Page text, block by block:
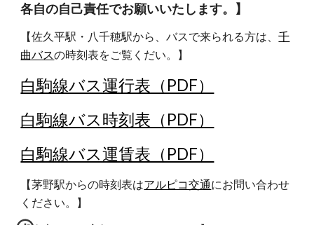
各自の自己責任でお願いいたします。】
【佐久平駅・八千穂駅から、バスで来られる方は、千
曲バスの時刻表をご覧くだい。】
白駒線バス運行表（PDF）
白駒線バス時刻表（PDF）
白駒線バス運賃表（PDF）
【茅野駅からの時刻表はアルピコ交通にお問い合わせ
ください。】